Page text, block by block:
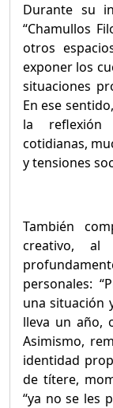
Durante su
“Chamullos
otros
exponer los
situaciones
En ese
la reflexión
cotidianas,
y tensiones
También
creativo,
personales:
una situación
lleva un año,
Asimismo,
identidad
de títere,
“ya no se les